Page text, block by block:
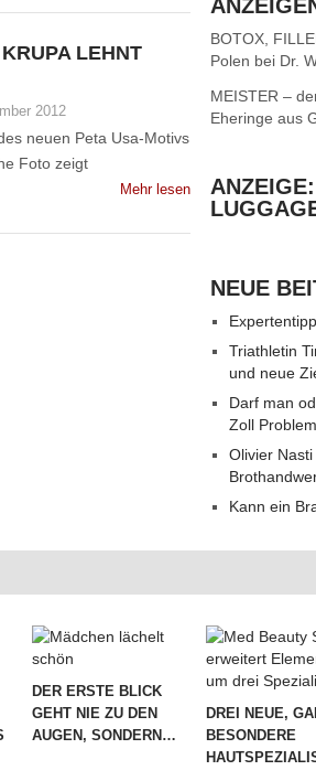
LEHNT
2012
neuen Peta Usa-Motivs
Foto zeigt
Mehr lesen
BOTOX,
Polen bei Dr.
MEISTER –
Eheringe aus
NEUE
Triathletin
und neue
Darf man
Zoll
Olivier
Kann ein
DER ERSTE BLICK
GEHT NIE ZU DEN
AUGEN, SONDERN…
DREI NEUE,
BESONDERE